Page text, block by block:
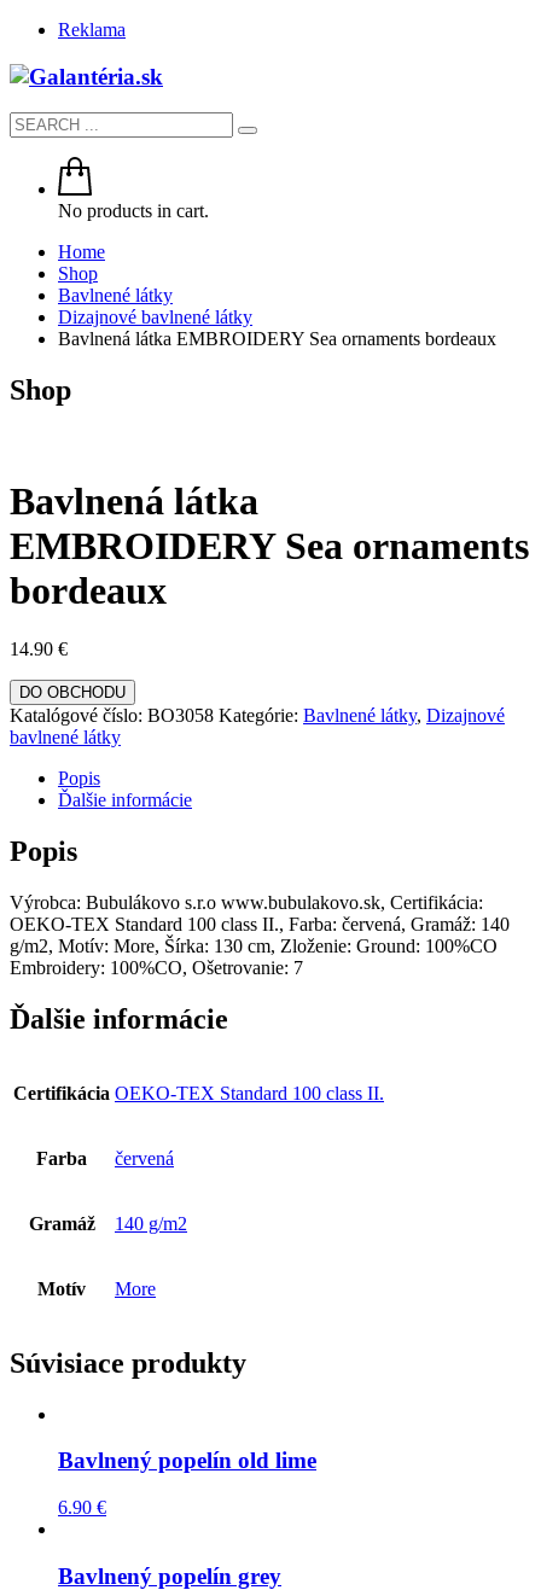
Reklama
No products in cart.
Home
Shop
Bavlnené látky
Dizajnové bavlnené látky
Bavlnená látka EMBROIDERY Sea ornaments bordeaux
Shop
Bavlnená látka
EMBROIDERY Sea ornaments
bordeaux
14.90 €
DO OBCHODU
Katalógové číslo: BO3058 Kategórie: Bavlnené látky, Dizajnové
bavlnené látky
Popis
Ďalšie informácie
Popis
Výrobca: Bubulákovo s.r.o www.bubulakovo.sk, Certifikácia:
OEKO-TEX Standard 100 class II., Farba: červená, Gramáž: 140
g/m2, Motív: More, Šírka: 130 cm, Zloženie: Ground: 100%CO
Embroidery: 100%CO, Ošetrovanie: 7
Ďalšie informácie
Certifikácia OEKO-TEX Standard 100 class II.
Farba červená
Gramáž 140 g/m2
Motív More
Súvisiace produkty
Bavlnený popelín old lime
6.90 €
Bavlnený popelín grey